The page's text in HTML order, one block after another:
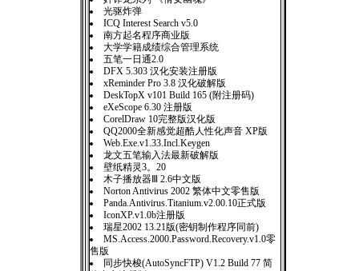
光驱炸弹
ICQ Interest Search v5.0
南方起名程序商业版
大学学籍成绩综合管理系统
五笔一日通2.0
DFX 5.303 汉化安装注册版
xReminder Pro 3.8 汉化破解版
DeskTopX v101 Build 165 (附注册码)
eXeScope 6.30 注册版
CorelDraw 10完整版汉化版
QQ2000全新感觉超酷人性化声音 XP版
Web.Exe.v1.33.Incl.Keygen
龙文五笔输入法最新破解版
壁纸精灵3。20
木子播放器Ⅲ 2.6中文版
Norton Antivirus 2002 繁体中文零售版
Panda.Antivirus.Titanium.v2.00.10正式版
IconXP.v1.0b注册版
瑞星2002 13.21版(密钥制作程序同前)
MS.Access.2000.Password.Recovery.v1.0零
售版
同步快梭(AutoSyncFTP) V1.2 Build 77 简